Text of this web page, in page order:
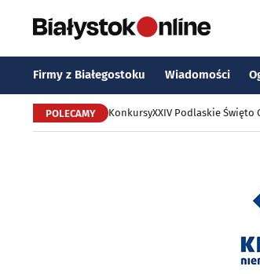
Firmy z Białegostoku Wiadomości
POLECAMY KonkursyXXIV Podlaskie Święto